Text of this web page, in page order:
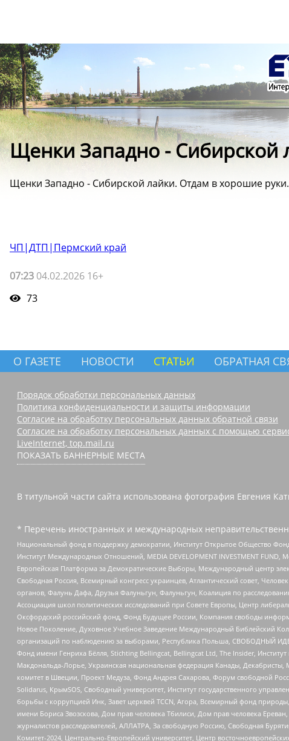
Щенки Западно - Сибирской
Щенки Западно - Сибирской лайки. Отдам в хорошие
ЧП|ДТП|Пермский край
07:23 04.02.2026 16+
73
О ГАЗЕТЕ НОВОСТИ СТАТЬИ ОБРАТНАЯ
Порядок обработки персональных данных
Политика конфиденциальности и защиты информации
Согласие на обработку персональных данных обратной связи
Согласие на обработку персональных данных с помощью
LiveInternet, top.mail.ru
ПОКАЗАТЬ БАННЕРНЫЕ МЕСТА
В титульной части сайта использована фотография Евгения
* Перечень иностранных и международных
Национальный фонд в поддержку демократии, Институт Открытое Общество
Институт Международных Отношений, MEDIA DEVELOPMENT INVESTMENT
Европейская Платформа за Демократические Выборы, Международный центр
Свободная Россия, Всемирный конгресс украинцев, Атлантический совет,
органов, Фалунь Дафа, Друзья Фалуньгун, Фалуньгун, Коалиция по
Ассоциация школ политических исследований при Совете Европы, Центр
Оксфордский российский фонд, Фонд Будущее России, Компания свободы
Новое Поколение, Духовное Учебное Заведение Международный Библейский
организаций по наблюдению за выборами, Республика Польша, СВОБОДНЫЙ
Фонд имени Генриха Бёлля, Stichting Bellingcat, Bellingcat Ltd, The Insider,
Макдональда-Лорье, Украинская национальная федерация Канады,
комитет в Швеции, Проект Медуза, Фонд Андрея Сахарова, Форум свободной
Solidarus, КрымSOS, Свободный университет, Институт государственного
борьбы с коррупцией Инк, Завет церквей TCCN, Агора, Всемирный фонд
имени Бориса Звозскова, Дом прав человека Тбилиси, Дом прав человека
журналистов расследователей, АЛЛАТРА, За свободную Россию, Свободная
Комитет-2024, Центрально-Европейский университет, Центр